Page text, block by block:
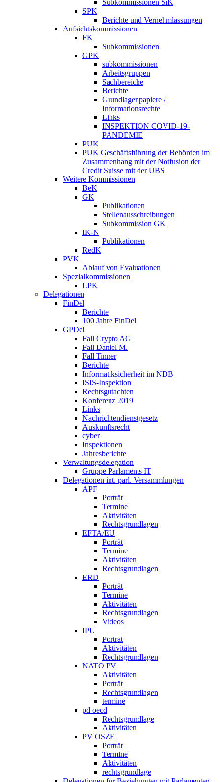
Subkommissionen SiK
SPK
Berichte und Vernehmlassungen
Aufsichtskommissionen
FK
Subkommissionen
GPK
subkommissionen
Arbeitsgruppen
Sachbereiche
Berichte
Grundlagenpapiere /
Informationsrechte
Links
INSPEKTION COVID-19-
PANDEMIE
PUK
PUK Geschäftsführung der Behörden im
Zusammenhang mit der Notfusion der
Credit Suisse mit der UBS
Weitere Kommissionen
BeK
GK
Publikationen
Stellenausschreibungen
Subkommission GK
IK-N
Publikationen
RedK
PVK
Ablauf von Evaluationen
Spezialkommissionen
LPK
Delegationen
FinDel
Berichte
100 Jahre FinDel
GPDel
Fall Crypto AG
Fall Daniel M.
Fall Tinner
Berichte
Informatiksicherheit ­im NDB
ISIS-Inspektion
Rechtsgutachten
Konferenz 2019
Links
Nachrichtendienstgesetz
Auskunftsrecht
cyber
Inspektionen
Jahresberichte
Verwaltungsdelegation
Gruppe Parlaments IT
Delegationen int. parl. Versammlungen
APF
Porträt
Termine
Aktivitäten
Rechtsgrundlagen
EFTA/EU
Porträt
Termine
Aktivitäten
Rechtsgrundlagen
ERD
Porträt
Termine
Aktivitäten
Rechtsgrundlagen
Videos
IPU
Porträt
Aktivitäten
Rechtsgrundlagen
NATO PV
Aktivitäten
Porträt
Rechtsgrundlagen
termine
pd oecd
Rechtsgrundlage
Aktivitäten
PV OSZE
Porträt
Termine
Aktivitäten
rechtsgrundlage